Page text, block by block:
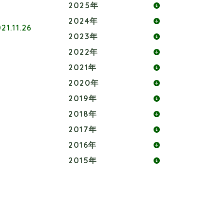
2025年
2024年
2023年
2022年
2021年
2020年
2019年
2018年
2017年
2016年
2015年